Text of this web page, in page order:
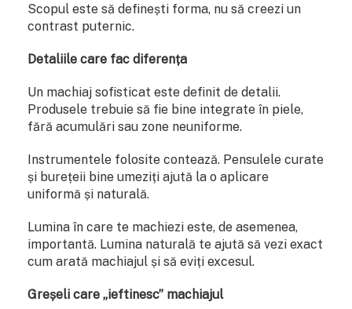
Scopul este să definești forma, nu să creezi un
contrast puternic.
Detaliile care fac diferența
Un machiaj sofisticat este definit de detalii.
Produsele trebuie să fie bine integrate în piele,
fără acumulări sau zone neuniforme.
Instrumentele folosite contează. Pensulele curate
și burețeii bine umeziți ajută la o aplicare
uniformă și naturală.
Lumina în care te machiezi este, de asemenea,
importantă. Lumina naturală te ajută să vezi exact
cum arată machiajul și să eviți excesul.
Greșeli care „ieftinesc” machiajul